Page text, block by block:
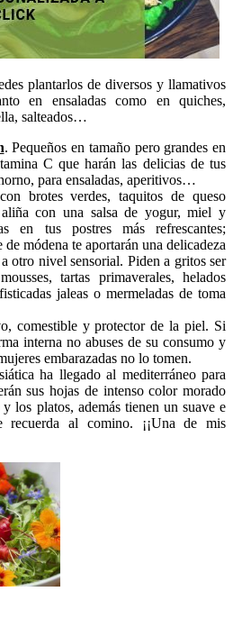
plantarlos de diversos y llamativos
en ensaladas como en quiches,
salteados…
. Pequeños en tamaño pero grandes en
C que harán las delicias de tus
para ensaladas, aperitivos…
brotes verdes, taquitos de queso
con una salsa de yogur, miel y
en tus postres más refrescantes;
de módena te aportarán una delicadeza
otro nivel sensorial. Piden a gritos ser
tartas primaverales, helados
jaleas o mermeladas de toma
comestible y protector de la piel. Si
interna no abuses de su consumo y
embarazadas no lo tomen.
ha llegado al mediterráneo para
sus hojas de intenso color morado
los platos, además tienen un suave e
recuerda al comino. ¡¡Una de mis